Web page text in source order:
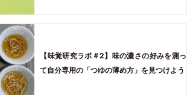
【味覚研究ラボ＃2】味の濃さの好みを測っ
て自分専用の「つゆの薄め方」を見つけよう